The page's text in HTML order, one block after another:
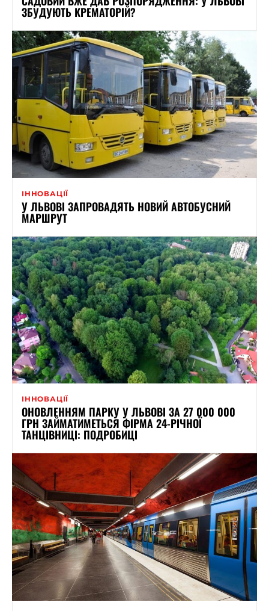
ЗБУДУЮТЬ КРЕМАТОРІЙ?
ІННОВАЦІЇ
У ЛЬВОВІ ЗАПРОВАДЯТЬ НОВИЙ АВТОБУСНИЙ
МАРШРУТ
ІННОВАЦІЇ
ОНОВЛЕННЯМ ПАРКУ У ЛЬВОВІ ЗА 27 000 000
ГРН ЗАЙМАТИМЕТЬСЯ ФІРМА 24-РІЧНОЇ
ТАНЦІВНИЦІ: ПОДРОБИЦІ